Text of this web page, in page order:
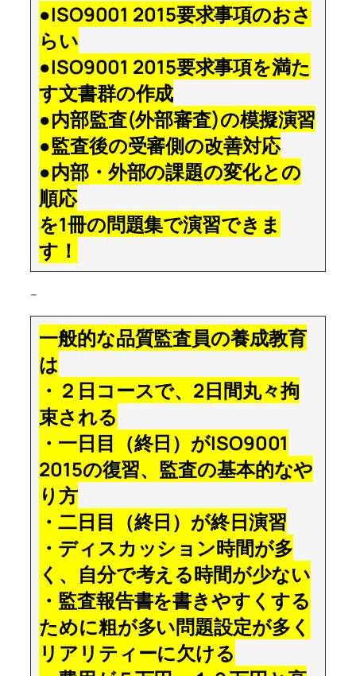
●ISO9001 2015要求事項のおさ
らい
●ISO9001 2015要求事項を満た
す文書群の作成
●内部監査(外部審査)の模擬演習
●監査後の受審側の改善対応
●内部・外部の課題の変化との
順応
を1冊の問題集で演習できま
す！
–
一般的な品質監査員の養成教育
は
・２日コースで、2日間丸々拘
束される
・一日目（終日）がISO9001
2015の復習、監査の基本的なや
り方
・二日目（終日）が終日演習
・ディスカッション時間が多
く、自分で考える時間が少ない
・監査報告書を書きやすくする
ために粗が多い問題設定が多く
リアリティーに欠ける